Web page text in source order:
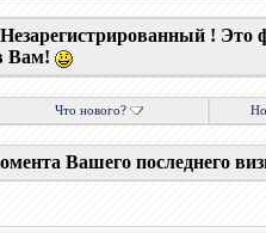
!
Вам!
Что нового?
Вашего последнего